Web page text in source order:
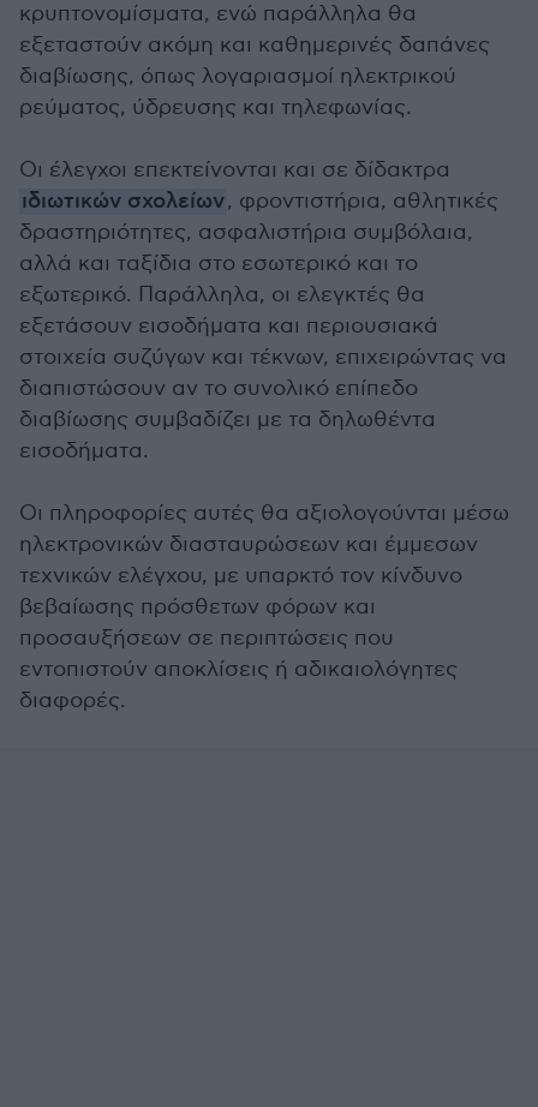
κρυπτονομίσματα, ενώ παράλληλα θα
εξεταστούν ακόμη και καθημερινές δαπάνες
διαβίωσης, όπως λογαριασμοί ηλεκτρικού
ρεύματος, ύδρευσης και τηλεφωνίας.
Οι έλεγχοι επεκτείνονται και σε δίδακτρα
ιδιωτικών σχολείων, φροντιστήρια, αθλητικές
δραστηριότητες, ασφαλιστήρια συμβόλαια,
αλλά και ταξίδια στο εσωτερικό και το
εξωτερικό. Παράλληλα, οι ελεγκτές θα
εξετάσουν εισοδήματα και περιουσιακά
στοιχεία συζύγων και τέκνων, επιχειρώντας να
διαπιστώσουν αν το συνολικό επίπεδο
διαβίωσης συμβαδίζει με τα δηλωθέντα
εισοδήματα.
Οι πληροφορίες αυτές θα αξιολογούνται μέσω
ηλεκτρονικών διασταυρώσεων και έμμεσων
τεχνικών ελέγχου, με υπαρκτό τον κίνδυνο
βεβαίωσης πρόσθετων φόρων και
προσαυξήσεων σε περιπτώσεις που
εντοπιστούν αποκλίσεις ή αδικαιολόγητες
διαφορές.